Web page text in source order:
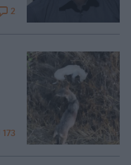
2
173